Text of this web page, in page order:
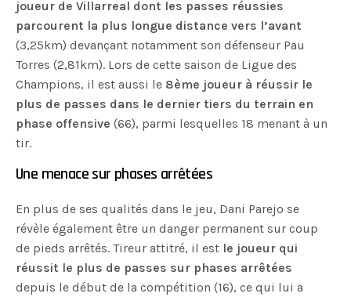
joueur de Villarreal dont les passes réussies
parcourent la plus longue distance vers l’avant
(3,25km) devançant notamment son défenseur Pau
Torres (2,81km). Lors de cette saison de Ligue des
Champions, il est aussi le 8ème joueur à réussir le
plus de passes dans le dernier tiers du terrain en
phase offensive (66), parmi lesquelles 18 menant à un
tir.
Une menace sur phases arrêtées
En plus de ses qualités dans le jeu, Dani Parejo se
révèle également être un danger permanent sur coup
de pieds arrêtés. Tireur attitré, il est le joueur qui
réussit le plus de passes sur phases arrêtées
depuis le début de la compétition (16), ce qui lui a